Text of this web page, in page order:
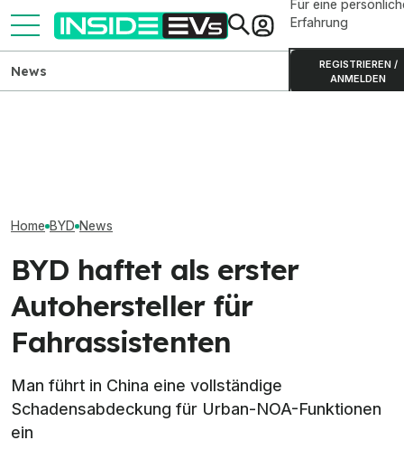
Für eine
Erfahrung
REGISTRIEREN /
ANMELDEN
News
Home BYD News
BYD haftet als erster
Autohersteller für
Fahrassistenten
Man führt in China eine vollständige
Schadensabdeckung für Urban-NOA-Funktionen
ein